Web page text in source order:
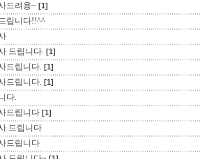
드려용~ [1]
립니다!!^^
드립니다. [1]
드립니다. [1]
드립니다. [1]
다.
드립니다 [1]
드립니다
드립니다